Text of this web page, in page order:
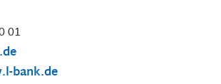
01
bank.de